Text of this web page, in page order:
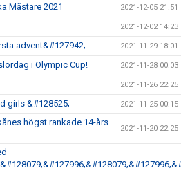
Mästare 2021 2021-12-05 21:51
2021-12-02 14:23
advent&#127942; 2021-11-29 18:01
i Olympic Cup! 2021-11-28 00:03
2021-11-26 22:25
girls &#128525; 2021-11-25 00:15
högst rankade 14-års
2021-11-20 22:25